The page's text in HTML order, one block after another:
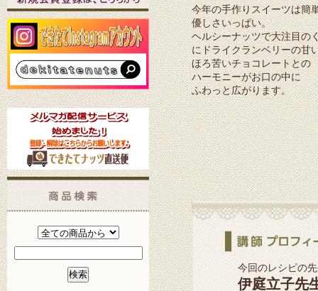
今年の手作りスイーツは簡
優しさいっぱい。
ヘルシーナッツで大注目の
にドライクランベリーの甘
ほろ苦いチョコレートとの
ハーモニーがお口の中に
ふわっと広がります。
今回のレシピの
伊庭立子先